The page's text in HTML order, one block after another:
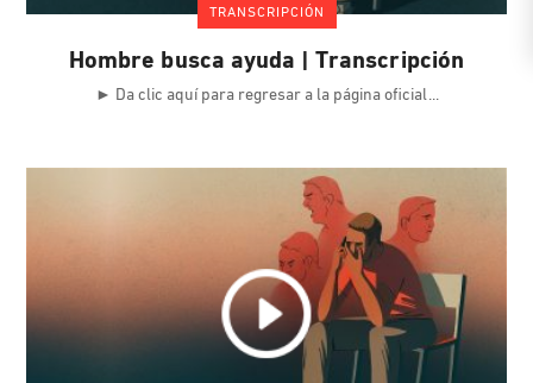
TRANSCRIPCIÓN
Hombre busca ayuda | Transcripción
► Da clic aquí para regresar a la página oficial